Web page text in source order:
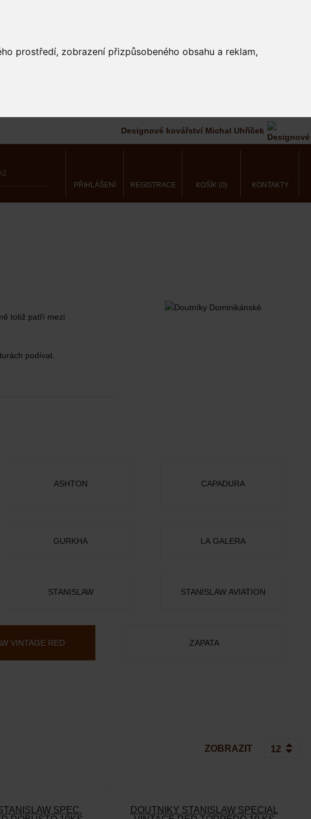
prostředí, zobrazení přizpůsobeného obsahu a reklam,
Designové kovářství Michal Uhříček
PŘIHLÁŠENÍ REGISTRACE KOŠÍK (0) KONTAKTY
totiž patří mezi
podívat.
ASHTON CAPADURA
GURKHA LA GALERA
STANISLAW STANISLAW AVIATION
VINTAGE RED ZAPATA
ZOBRAZIT
SPEC.
DOUTNÍKY STANISLAW SPECIAL